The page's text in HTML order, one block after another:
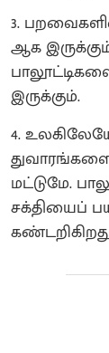
3.
ஆக
இருக்கும்.
4.
மட்டுமே.
சக்தியைப்